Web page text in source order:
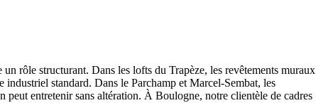
rôle structurant. Dans les lofts du Trapèze, les revêtements muraux
standard. Dans le Parchamp et Marcel-Sembat, les
peut entretenir sans altération. À Boulogne, notre clientèle de cadres